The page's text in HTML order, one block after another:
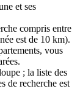
et ses
compris entre
est de 10 km).
vous
; la liste des
de recherche est